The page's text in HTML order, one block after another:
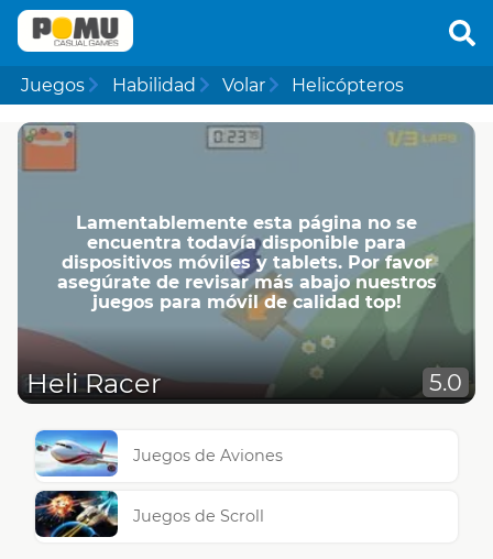
Juegos Habilidad Volar Helicópteros
Lamentablemente esta página no se
encuentra todavía disponible para
dispositivos móviles y tablets. Por favor
asegúrate de revisar más abajo nuestros
juegos para móvil de calidad top!
Heli Racer 5.0
Juegos de Aviones
Juegos de Scroll